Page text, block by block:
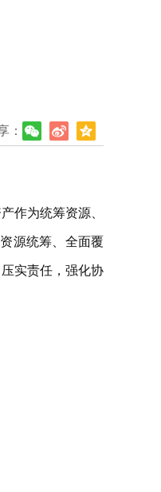
：
作为统筹资源、
源统筹、全面覆
实责任，强化协